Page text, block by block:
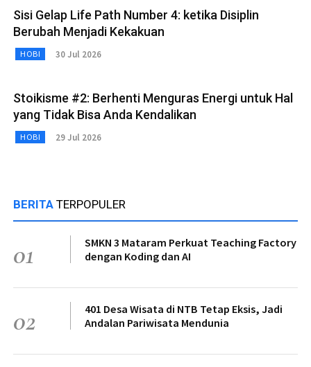
Sisi Gelap Life Path Number 4: ketika Disiplin
Berubah Menjadi Kekakuan
HOBI 30 Jul 2026
Stoikisme #2: Berhenti Menguras Energi untuk Hal
yang Tidak Bisa Anda Kendalikan
HOBI 29 Jul 2026
BERITA TERPOPULER
01
SMKN 3 Mataram Perkuat Teaching Factory
dengan Koding dan AI
02
401 Desa Wisata di NTB Tetap Eksis, Jadi
Andalan Pariwisata Mendunia